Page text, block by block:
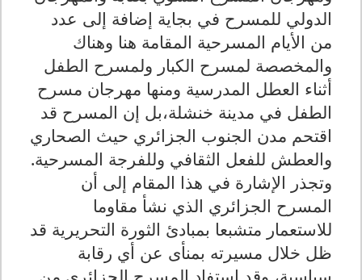
الدولي للمسرح في بجاية إضافة إلى عدد
من الأيام المسرحية المقامة هنا وهناك
والمخصصة لمسرح الكبار ولمسرح الطفل
أثناء العطل المدرسية ومنها مهرجان مسرح
الطفل في مدينة خنشلة،بل إن المسرح قد
اقتحم مدن الجنوب الجزائري حيث الصحاري
والعطش للفعل الثقافي وللفرجة المسرحية.
وتجذر الإشارة في هذا المقام إلى أن
المسرح الجزائري الذي نشأ مقاوما
للاستعمار متشبعا بمبادئ الثورة التحريرية قد
ظل خلال مسيرته بمنأى عن أي رقابة